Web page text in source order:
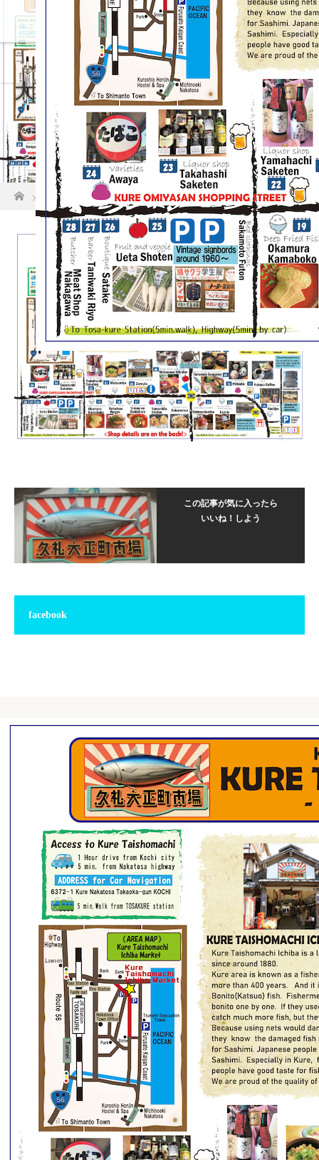
ホーム 店舗紹介
大正町MAP English map
大正町MAP English map
この記事が気に入ったら
いいね！しよう
facebook